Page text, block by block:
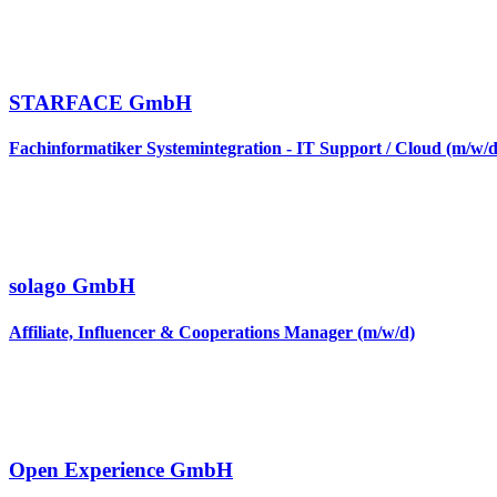
STARFACE GmbH
Fachinformatiker Systemintegration - IT Support / Cloud (m/w/
solago GmbH
Affiliate, Influencer & Cooperations Manager (m/w/d)
Open Experience GmbH